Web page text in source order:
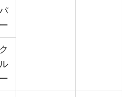
ー
ク
ル
ー